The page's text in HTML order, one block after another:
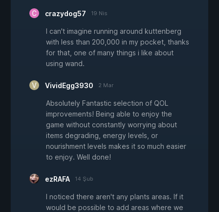
crazydog57 19 Nis
I can't imagine running around kuttenberg
with less than 200,000 in my pocket, thanks
for that, one of many things i like about
using wand.
VividEgg3930 2 Mar
Absolutely Fantastic selection of QOL
improvements! Being able to enjoy the
game without constantly worrying about
items degrading, energy levels, or
nourishment levels makes it so much easier
to enjoy. Well done!
ezRAFA 14 Şub
I noticed there aren't any plants areas. If it
would be possible to add areas where we